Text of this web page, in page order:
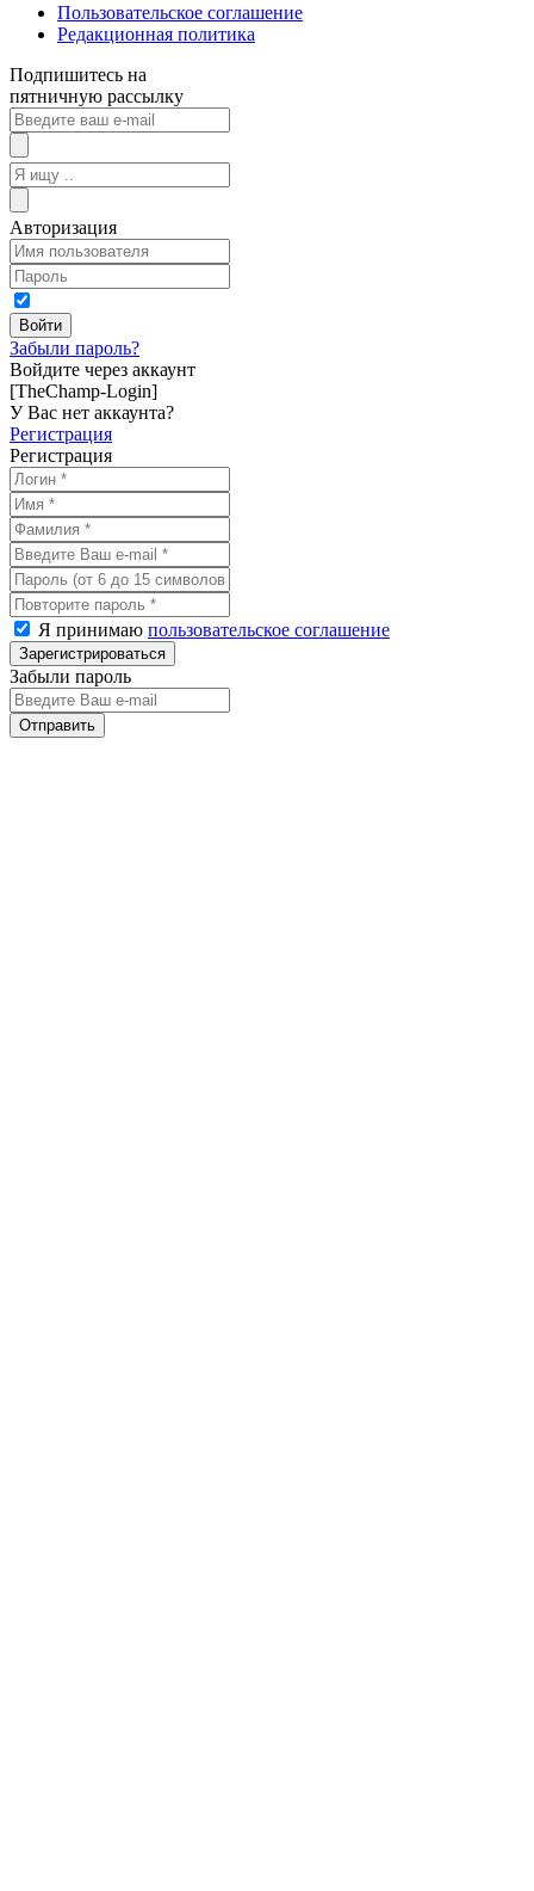
Пользовательское соглашение
Редакционная политика
Подпишитесь на
пятничную рассылку
Авторизация
Забыли пароль?
Войдите через аккаунт
[TheChamp-Login]
У Вас нет аккаунта?
Регистрация
Регистрация
Я принимаю пользовательское соглашение
Забыли пароль